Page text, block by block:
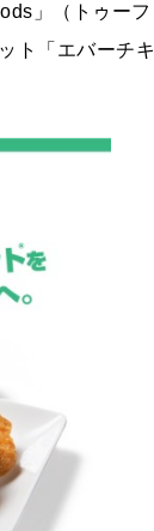
」（トゥーフ
ト「エバーチキ